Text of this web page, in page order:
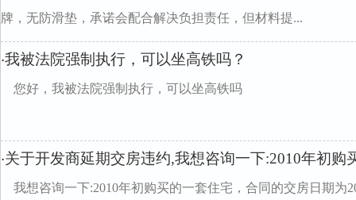
牌，无防滑垫，承诺会配合解决负担责任，但材料提...
·我被法院强制执行，可以坐高铁吗？
您好，我被法院强制执行，可以坐高铁吗
·关于开发商延期交房违约,我想咨询一下:2010年初购
我想咨询一下:2010年初购买的一套住宅，合同的交房日期为